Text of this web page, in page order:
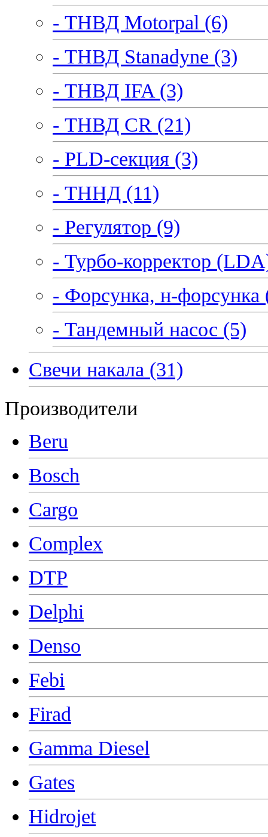
- ТНВД Motorpal (6)
- ТНВД Stanadyne (3)
- ТНВД IFA (3)
- ТНВД CR (21)
- PLD-секция (3)
- ТННД (11)
- Регулятор (9)
- Турбо-корректор
- Форсунка, н-форсунка
- Тандемный насос (5)
Свечи накала (31)
Производители
Beru
Bosch
Cargo
Complex
DTP
Delphi
Denso
Febi
Firad
Gamma Diesel
Gates
Hidrojet